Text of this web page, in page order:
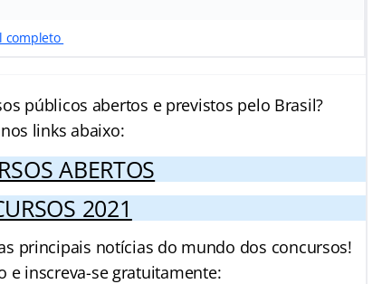
completo
públicos abertos e previstos pelo Brasil?
links abaixo:
ABERTOS
2021
principais notícias do mundo dos concursos!
e inscreva-se gratuitamente: